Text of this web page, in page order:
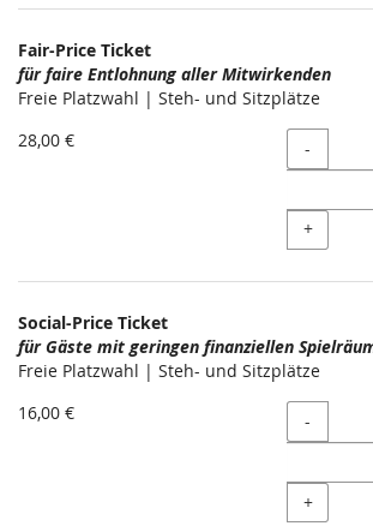
Produkte
Unkategorisierte
Produkte
Fair-Price Ticket
für faire Entlohnung aller Mitwirkenden
Freie Platzwahl | Steh- und Sitzplätze
28,00 €
Menge
-
+
Social-Price Ticket
für Gäste mit geringen finanziellen
Freie Platzwahl | Steh- und Sitzplätze
16,00 €
Menge
-
+